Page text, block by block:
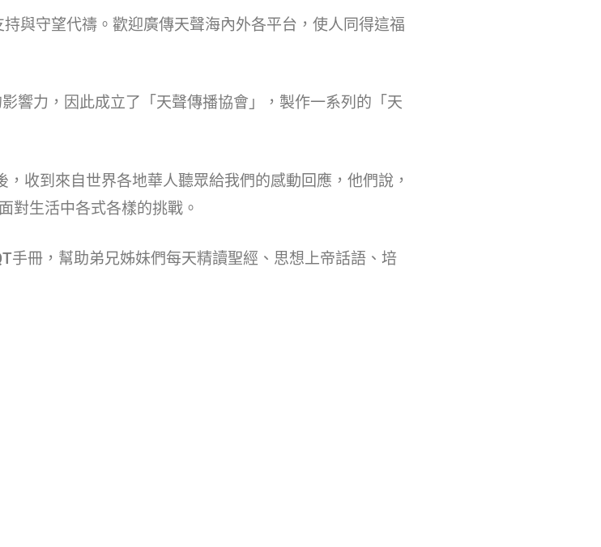
與守望代禱。歡迎廣傳天聲海內外各平台，使人同得這福
響力，因此成立了「天聲傳播協會」，製作一系列的「天
，收到來自世界各地華人聽眾給我們的感動回應，他們說，
對生活中各式各樣的挑戰。
手冊，幫助弟兄姊妹們每天精讀聖經、思想上帝話語、培